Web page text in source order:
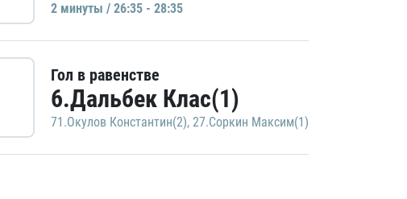
2 минуты / 26:35 - 28:35
Гол в равенстве
6.Дальбек Клас(1)
71.Окулов Константин(2), 27.Соркин Максим(1)